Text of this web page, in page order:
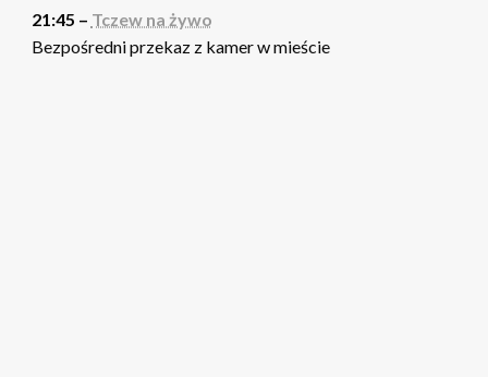
21:45 – Tczew na żywo
Bezpośredni przekaz z kamer w mieście